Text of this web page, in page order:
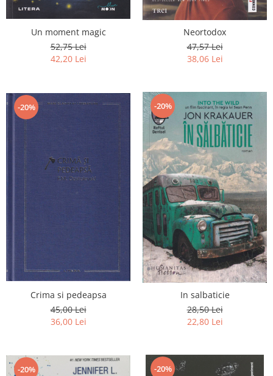
Un moment magic
52,75 Lei
42,20 Lei
Neortodox
47,57 Lei
38,06 Lei
-20%
Crima si pedeapsa
45,00 Lei
36,00 Lei
-20%
In salbaticie
28,50 Lei
22,80 Lei
-20% -20%